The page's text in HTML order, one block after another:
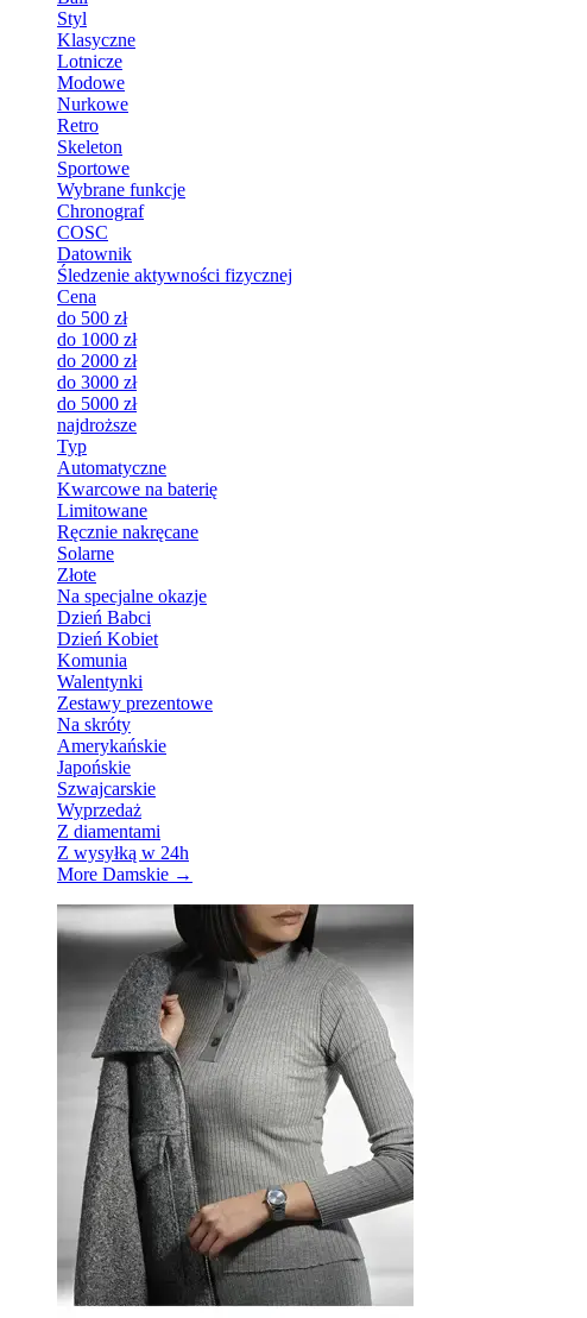
Styl
Klasyczne
Lotnicze
Modowe
Nurkowe
Retro
Skeleton
Sportowe
Wybrane funkcje
Chronograf
COSC
Datownik
Śledzenie aktywności fizycznej
Cena
do 500 zł
do 1000 zł
do 2000 zł
do 3000 zł
do 5000 zł
najdroższe
Typ
Automatyczne
Kwarcowe na baterię
Limitowane
Ręcznie nakręcane
Solarne
Złote
Na specjalne okazje
Dzień Babci
Dzień Kobiet
Komunia
Walentynki
Zestawy prezentowe
Na skróty
Amerykańskie
Japońskie
Szwajcarskie
Wyprzedaż
Z diamentami
Z wysyłką w 24h
More Damskie →